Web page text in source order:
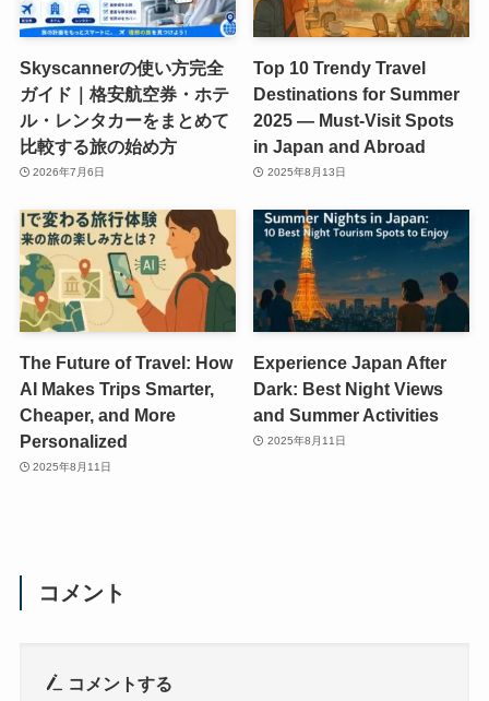
Skyscannerの使い方完全
ガイド｜格安航空券・ホテ
ル・レンタカーをまとめて
比較する旅の始め方
2026年7月6日
Top 10 Trendy Travel
Destinations for Summer
2025 — Must-Visit Spots
in Japan and Abroad
2025年8月13日
The Future of Travel: How
AI Makes Trips Smarter,
Cheaper, and More
Personalized
2025年8月11日
Experience Japan After
Dark: Best Night Views
and Summer Activities
2025年8月11日
コメント
コメントする